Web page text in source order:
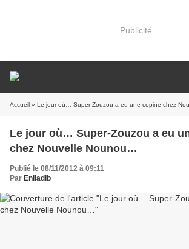
Publicité
Accueil » Le jour où… Super-Zouzou a eu une copine chez
Le jour où… Super-Zouzou a eu
chez Nouvelle Nounou…
Publié le 08/11/2012 à 09:11
Par Eniladlb